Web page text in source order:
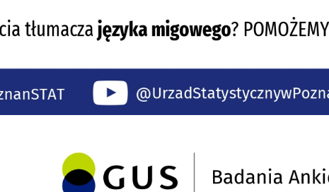
Ustawienia
Szanujemy Twoją prywatność. Możesz zmienić ustawienia cookies lub
je wszystkie. W dowolnym momencie możesz dokonać zmiany swoich ustawień.